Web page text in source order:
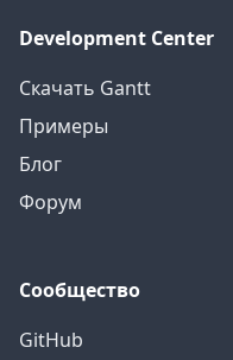
Development Center
Скачать Gantt
Примеры
Блог
Форум
Сообщество
GitHub